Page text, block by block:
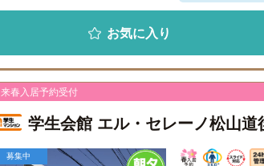
お気に入り
来春入居予約受付
学生会館 エル・セレーノ松山道
募集中